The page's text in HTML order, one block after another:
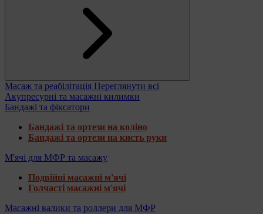
Масаж та реабілітація Переглянути всі
Акупресурні та масажні килимки
Бандажі та фіксатори
Бандажі та ортези на коліно
Бандажі та ортези на кисть руки
М'ячі для МФР та масажу
Подвійні масажні м'ячі
Голчасті масажні м'ячі
Масажні валики та роллери для МФР